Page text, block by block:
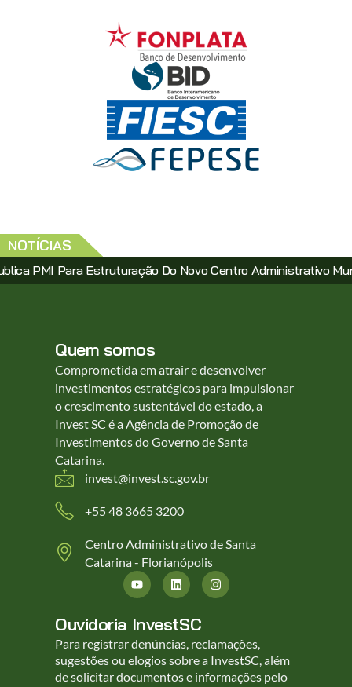
NOTÍCIAS
Para Estruturação Do Novo Centro Administrativo Municipal
Quem somos
Comprometida em atrair e desenvolver
investimentos estratégicos para impulsionar
o crescimento sustentável do estado, a
Invest SC é a Agência de Promoção de
Investimentos do Governo de Santa
Catarina.
invest@invest.sc.gov.br
+55 48 3665 3200
Centro Administrativo de Santa
Catarina - Florianópolis
Ouvidoria InvestSC
Para registrar denúncias, reclamações,
sugestões ou elogios sobre a InvestSC, além
de solicitar documentos e informações pelo